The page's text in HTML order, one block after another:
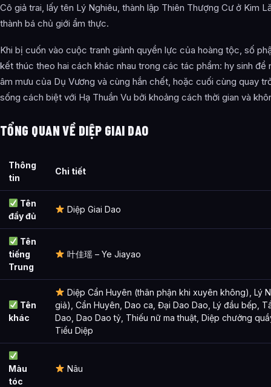
Thông tin về Diệp Giai Dao được tổng hợp từ đâu?
Cô giả trai, lấy tên Lý Nghiêu, thành lập Thiên Thượng Cư ở Kim
thành bá chủ giới ẩm thực.
Khi bị cuốn vào cuộc tranh giành quyền lực của hoàng tộc, số
kết thúc theo hai cách khác nhau trong các tác phẩm: hy sinh để
âm mưu của Dụ Vương và cùng hắn chết, hoặc cuối cùng quay
sống cách biệt với Hạ Thuần Vu bởi khoảng cách thời gian và
TỔNG QUAN VỀ DIỆP GIAI DAO
Thông
tin
Chi tiết
Tên
đầy đủ
Diệp Giai Dao
Tên
tiếng
Trung
叶佳瑶 – Ye Jiayao
Tên
khác
Diệp Cẩn Huyên (thân phận khi xuyên không), Lý
giả), Cẩn Huyên, Dao ca, Đại Dao Dao, Lý đầu bếp,
Dao, Dao Dao tỷ, Thiếu nữ ma thuật, Diệp chưởng
Tiểu Diệp
Màu
tóc
Nâu